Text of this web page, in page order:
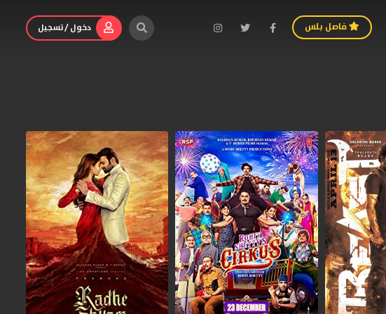
فاصل بلس دخول / تسجيل